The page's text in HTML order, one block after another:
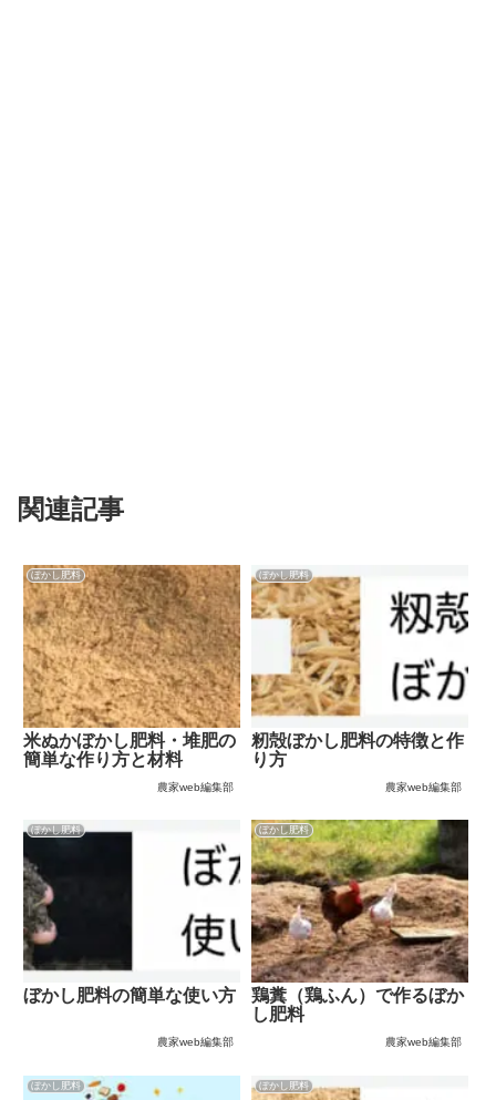
関連記事
ぼかし肥料
米ぬかぼかし肥料・堆肥の
簡単な作り方と材料
農家web編集部
ぼかし肥料
籾殻ぼかし肥料の特徴と作
り方
農家web編集部
ぼかし肥料
ぼかし肥料の簡単な使い方
農家web編集部
ぼかし肥料
鶏糞（鶏ふん）で作るぼか
し肥料
農家web編集部
ぼかし肥料 ぼかし肥料